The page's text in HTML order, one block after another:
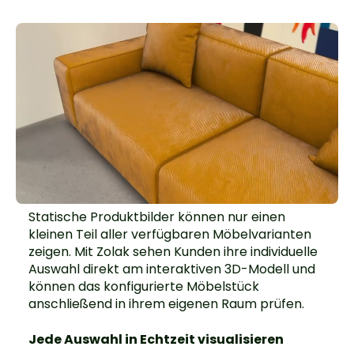
müssen.
Konfiguration in den Warenkorb
übernehmen
Nach Abschluss der Konfiguration werden das
Möbelstück, die ausgewählten Optionen, die
gewünschte Menge und der aktuelle Preis an
den Warenkorb übergeben. Der weitere
Checkout erfolgt wie gewohnt über den
bestehenden Onlineshop.
Varianten zentral im Zolak CMS verwalten
3D-Modelle, Materialien, Farben und
Konfigurationsoptionen werden im Zolak CMS
verwaltet. Neue Oberflächen oder
Produktvarianten können ergänzt und für die
Darstellung im Konfigurator vorbereitet
Statische Produktbilder können nur einen
kleinen Teil aller verfügbaren Möbelvarianten
zeigen. Mit Zolak sehen Kunden ihre individuelle
Auswahl direkt am interaktiven 3D-Modell und
können das konfigurierte Möbelstück
anschließend in ihrem eigenen Raum prüfen.
Jede Auswahl in Echtzeit visualisieren